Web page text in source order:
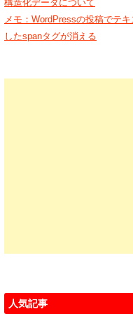
構造化データについて
メモ：WordPressの投稿でテ
したspanタグが消える
人気記事